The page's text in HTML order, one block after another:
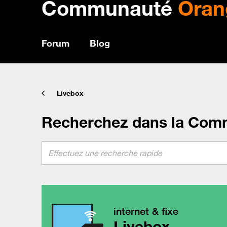
Communauté
Forum Blog
Livebox
Recherchez dans la
internet & fixe